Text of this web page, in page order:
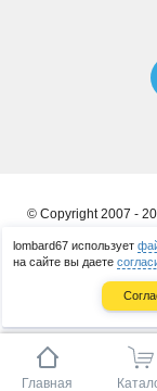
lombard67 использует
на сайте вы даете
© Copyright 2007 -
ИП Сергеенков А. В.
почт. адрес:
ОГРНИП
Главная